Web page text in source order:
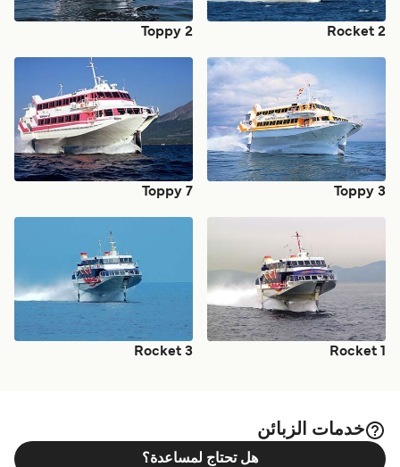
Rocket 2
Toppy 2
Toppy 3
Toppy 7
Rocket 1
Rocket 3
خدمات الزبائن
هل تحتاج لمساعدة؟